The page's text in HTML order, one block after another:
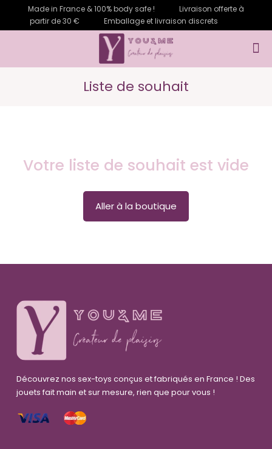
Made in France & 100% body safe !
Livraison offerte à
partir de 30 €
Emballage et livraison discrets
Liste de souhait
Votre liste de souhait est vide
Aller à la boutique
Découvrez nos sex-toys conçus et fabriqués en France ! Des
jouets fait main et sur mesure, rien que pour vous !